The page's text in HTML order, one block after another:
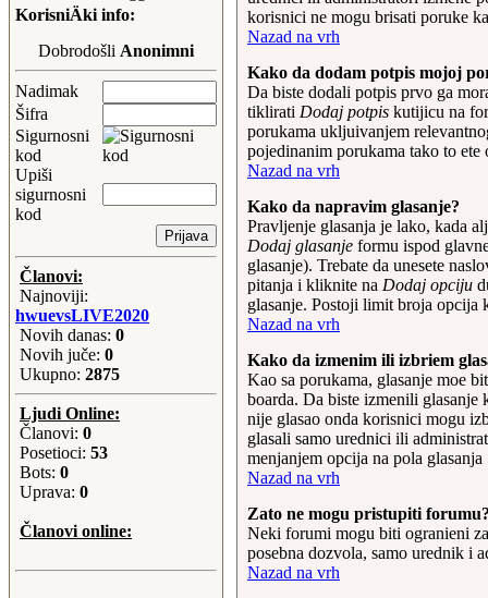
koje paste se ne stavljaju
Pesto i Besamel?
07-Jul-2015 11:33:07
ceca:
jedu mi se Krofne oe
Å¡uplja Maskina... na
Proplanku tamo negdije uz
Dunav i one dvije
igracke,pozdrav Proplanku
16-May-2015 10:02:55
ceca:kisa2-3dana, pad tem
pa usnjezica... a Sta za
18-Jan-2015 09:35:17
ceca:Sta sutra za rucak
pozdrav svima
17-Jan-2015 20:55:31
ceca:ni danas nema
promjena, kisa i dalje,
gledala sam film Lucy
...preporuke, kisa do sutra
uvece, pa sunce do srijede,
jedemi se kolac, odo smlatiti
Monte,poz svima...
23-Aug-2014 17:11:33
ceca:sta slatko za danas ?
13-Oct-2013 10:19:01
cetvrtak, viken bez padavina,
KorisniÄki info:
Dobrodošli Anonimni
Nadimak
Šifra
Sigurnosni
kod
Upiši
sigurnosni
kod
Članovi:
Najnoviji:
hwuevsLIVE2020
Novih danas: 0
Novih juče: 0
Ukupno: 2875
Ljudi Online:
Članovi: 0
Posetioci: 53
Bots: 0
Uprava: 0
Članovi online:
korisnici ne mogu brisati poruke
Nazad na vrh
Kako da dodam potpis mojoj
Da biste dodali potpis prvo ga
tiklirati Dodaj potpis kutijicu na
porukama ukljuivanjem
pojedinanim porukama tako to
Nazad na vrh
Kako da napravim glasanje?
Pravljenje glasanja je lako, kada
Dodaj glasanje formu ispod
glasanje). Trebate da unesete
pitanja i kliknite na Dodaj opciju
glasanje. Postoji limit broja opcija
Nazad na vrh
Kako da izmenim ili izbriem
Kao sa porukama, glasanje moe
boarda. Da biste izmenili
nije glasao onda korisnici mogu
glasali samo urednici ili
menjanjem opcija na pola glasanja
Nazad na vrh
Zato ne mogu pristupiti
Neki forumi mogu biti ogranieni
posebna dozvola, samo urednik i
Nazad na vrh